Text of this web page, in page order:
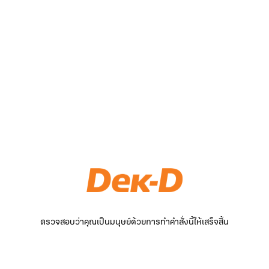
ตรวจสอบว่าคุณเป็นมนุษย์ด้วยการทำคำสั่งนี้ให้เสร็จสิ้น